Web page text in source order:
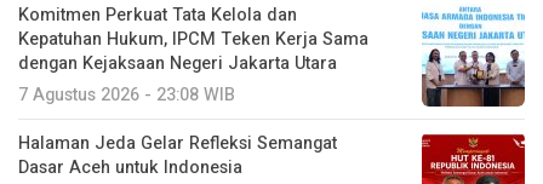
Komitmen Perkuat Tata Kelola dan
Kepatuhan Hukum, IPCM Teken Kerja Sama
dengan Kejaksaan Negeri Jakarta Utara
7 Agustus 2026 - 23:08 WIB
Halaman Jeda Gelar Refleksi Semangat
Dasar Aceh untuk Indonesia